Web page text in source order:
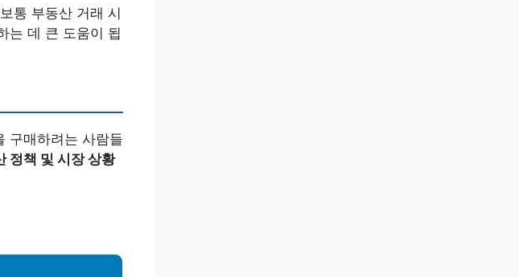
통 부동산 거래 시
는 데 큰 도움이 됩
구매하려는 사람들
정책 및 시장 상황